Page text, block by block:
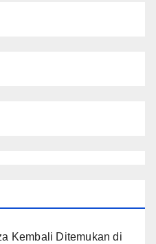
Kembali Ditemukan di